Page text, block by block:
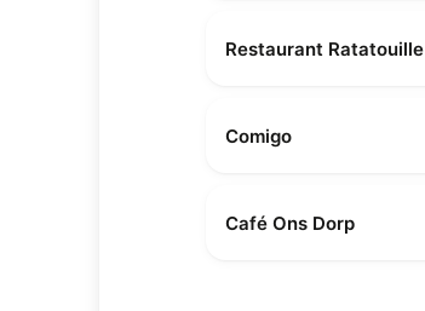
Restaurant Ratatouille
Comigo
Café Ons Dorp